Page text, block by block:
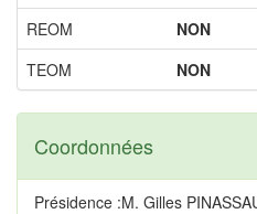
REOM
NON
TEOM NON
Coordonnées
Présidence :M. Gilles